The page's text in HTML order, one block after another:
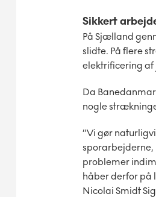
Sikkert
På Sjælland
slidte. På flere
elektrificering af
Da
nogle
”Vi gør
sporarbejderne,
problemer
håber derfor på
Nicolai Smidt